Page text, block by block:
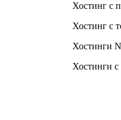
Хостинг с
Хостинг с
Хостинги
Хостинги с